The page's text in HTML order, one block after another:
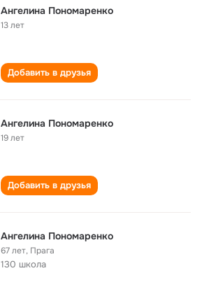
Ангелина Пономаренко
13 лет
Добавить в друзья
Ангелина Пономаренко
19 лет
Добавить в друзья
Ангелина Пономаренко
67 лет, Прага
130 школа